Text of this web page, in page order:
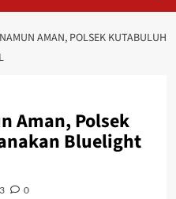
AMAN, POLSEK KUTABULUH
Aman, Polsek
Bluelight
0